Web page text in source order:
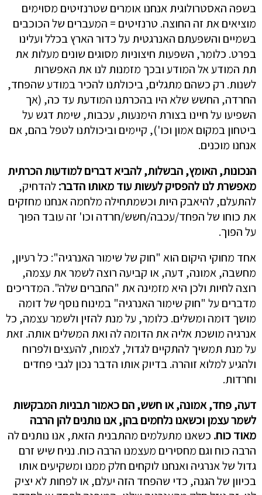
בשפה האסטרולוגית אנחנו אומרים שטרנזיטים מסוימים
מוציאים את זה החוצה. טרנזיטים = המעברים של הכוכבים
בשמיים והשפעתם האנרגטית על כדור הארץ בכלל ועלינו
בפרט. כלומר, השפעות חיצוניות מסוגים שונים מעלות את
תת המודע אל המודע ובכך מזמנות לנו את האפשרות
לשנות. רק כשהם מתגלים, ביכולתנו להכיר במודע שהפחד,
החרדה, החשש שלא היו בהכרתנו המודעת עד כה, (אך
השפיעו על חיינו בצורת הימנעות, עכבות, שימת דגש על
ביטחון במקום אמון וכו'), קיימים וביכולתנו לטפל בהם, אם
אנחנו מוכנים.
הנכונות, האומץ, הבשלות, להביא דברים למודעות הכרתית
מאפשרת לנו להפסיק לעשות עוד מאותו הדבר:להדחיק,
להתעלם, להיאבק היות וכשמתחילה מלחמה אנחנו מחזקים
את כוחו של הפחד/עכבה/חשש/חרדה וכו' זה עובד הפוך
על הפוך.
אחד מחוקי היקום הוא "חוק של שימור האנרגיה": כל רעיון,
מחשבה, אמונה, דעה, או קביעה רוצה לשמר את עצמה,
רוצה לחיות ולכן היא מזמינה את "החברים שלה". המדריכים
מדברים על "חוק שימור האנרגיה" במינוח נוסף של דומה
מושך דומה ומשלים. כלומר, על מנת להזין ולשמר עצמה, כל
אנרגיה מושכת אליה את הדומה לה ואת המשלים אותה. זאת
על מנת תמשיך להתקיים לגדול, לצמוח, להעצים ולפרוח
ולהגיע למלוא זוהרה. בדיוק אותו הדבר נכון לגבי פחדים
וחרדות.
דעה, פחד, אמונה, או חשש, הם כאמור תבניות המבקשות
לשמר עצמן וכשאנו נלחמים בהן,אנו נותנים להן הרבה
מאוד כוח. כשאנו מתעלמים מהתבנית הזאת, אנו נותנים לה
הרבה כוח וגם מחסירים מעצמנו הרבה כוח. נניח שיש זרם
גדול של אנרגיה ואנחנו לוקחים חלק ממנו ומשקיעים אותו
בכיוון של הגנה, כדי שהפחד הזה יעלם, או לפחות לא יציק